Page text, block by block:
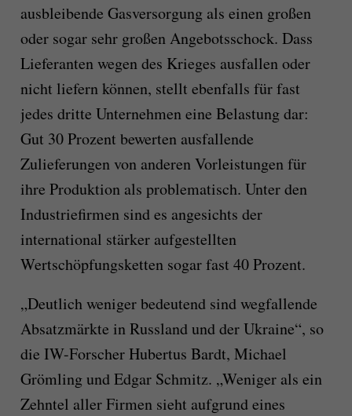
ausbleibende Gasversorgung als einen großen
oder sogar sehr großen Angebotsschock. Dass
Lieferanten wegen des Krieges ausfallen oder
nicht liefern können, stellt ebenfalls für fast
jedes dritte Unternehmen eine Belastung dar:
Gut 30 Prozent bewerten ausfallende
Zulieferungen von anderen Vorleistungen für
ihre Produktion als problematisch. Unter den
Industriefirmen sind es angesichts der
international stärker aufgestellten
Wertschöpfungsketten sogar fast 40 Prozent.
„Deutlich weniger bedeutend sind wegfallende
Absatzmärkte in Russland und der Ukraine“, so
die IW-Forscher Hubertus Bardt, Michael
Grömling und Edgar Schmitz. „Weniger als ein
Zehntel aller Firmen sieht aufgrund eines